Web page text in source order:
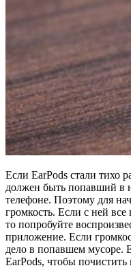
Если EarPods стали тихо
должен быть попавший в
телефоне. Поэтому для
громкость. Если с ней все
то попробуйте
приложение. Если
дело в попавшем мусоре.
EarPods, чтобы почистить